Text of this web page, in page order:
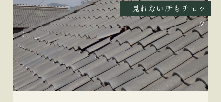
見れない所もチェッ
ク